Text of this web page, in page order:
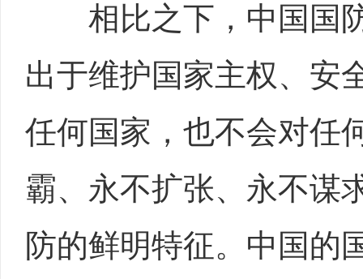
相比之下，中国国防
出于维护国家主权、安
任何国家，也不会对任
霸、永不扩张、永不谋
防的鲜明特征。中国的